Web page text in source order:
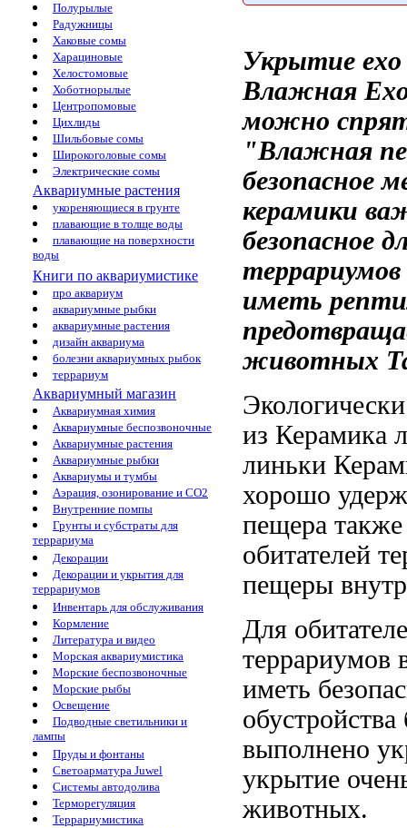
Полурылые
Радужницы
Хаковые сомы
Харациновые
Хелостомовые
Хоботнорылые
Центропомовые
Цихлиды
Шильбовые сомы
Широкоголовые сомы
Электрические сомы
Аквариумные растения
укореняющиеся в грунте
плавающие в толще воды
плавающие на поверхности
воды
Книги по аквариумистике
про аквариум
аквариумные рыбки
аквариумные растения
дизайн аквариума
болезни аквариумных рыбок
террариум
Аквариумный магазин
Аквариумная химия
Аквариумные беспозвоночные
Аквариумные растения
Аквариумные рыбки
Аквариумы и тумбы
Аэрация, озонирование и CO2
Внутренние помпы
Грунты и субстраты для
террариума
Декорации
Декорации и укрытия для
террариумов
Инвентарь для обслуживания
Кормление
Литература и видео
Морская аквариумистика
Морские беспозвоночные
Морские рыбы
Освещение
Подводные светильники и
лампы
Пруды и фонтаны
Светоарматура Juwel
Системы автодолива
Терморегуляция
Террариумистика
Укрытие
Влажная
можно
"Влажная
безопасное
керамики
безопасное
иметь
животных
из Керамика
линьки
хорошо
пещера
обитателей
пещеры
Для
террариумов
иметь
выполнено
укрытие
животных.